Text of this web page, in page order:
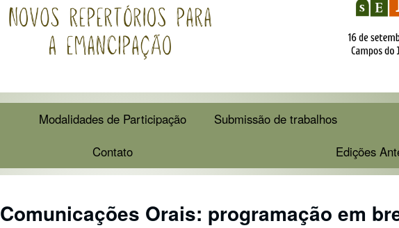
Modalidades de Participação Submissão de trabalhos
Contato Edições
Comunicações Orais: programação em